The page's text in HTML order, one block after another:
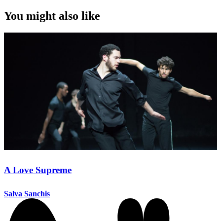
You might also like
A Love Supreme
Salva Sanchis